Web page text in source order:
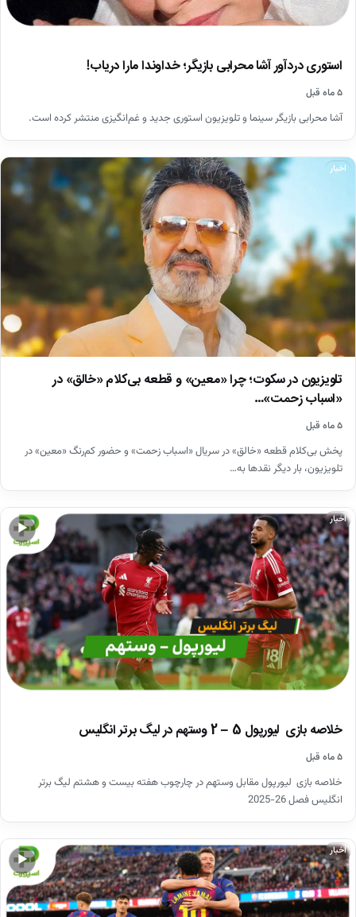
استوری دردآور آشا محرابی بازیگر؛ خداوندا مارا دریاب!
۵ ماه قبل
آشا محرابی بازیگر سینما و تلویزیون استوری جدید و غم‌انگیزی منتشر کرده است.
اخبار
تلویزیون در سکوت؛ چرا «معین» و قطعه بی‌کلام «خالق» در
«اسباب زحمت»…
۵ ماه قبل
پخش بی‌کلام قطعه «خالق» در سریال «اسباب زحمت» و حضور کم‌رنگ «معین» در
تلویزیون، بار دیگر نقدها به…
▶
اخبار
خلاصه بازی لیورپول 5 – 2 وستهم در لیگ برتر انگلیس
۵ ماه قبل
خلاصه بازی لیورپول مقابل وستهم در چارچوب هفته بیست و هشتم لیگ برتر
انگلیس فصل 26-2025
▶
اخبار